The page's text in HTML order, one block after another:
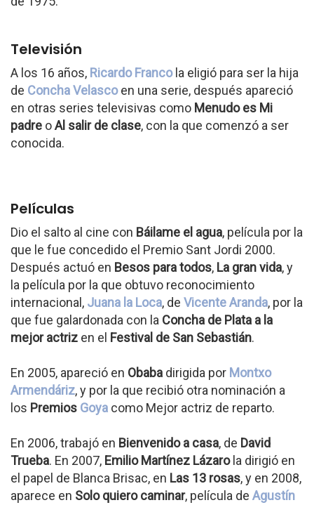
Televisión
A los 16 años, Ricardo Francola eligió para ser la hija
de Concha Velascoen una serie, después apareció
en otras series televisivas como Menudo es Mi
padre oAl salir de clase, con la que comenzó a ser
conocida.
Películas
Dio el salto al cine con Báilame el agua, película por la
que le fue concedido el Premio Sant Jordi 2000.
Después actuó en Besos para todos, La gran vida, y
la película por la que obtuvo reconocimiento
internacional, Juana la Loca, de Vicente Aranda, por la
que fue galardonada con la Concha de Plata a la
mejor actriz en el Festival de San Sebastián.
En 2005, apareció en Obaba dirigida por Montxo
Armendáriz, y por la que recibió otra nominación a
los Premios Goya como Mejor actriz de reparto.
En 2006, trabajó en Bienvenido a casa, de David
Trueba. En 2007, Emilio Martínez Lázarola dirigió en
el papel de Blanca Brisac, en Las 13 rosas, y en 2008,
aparece en Solo quiero caminar, película de Agustín